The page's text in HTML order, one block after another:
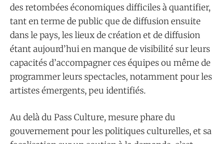
des retombées économiques difficiles à quantifier,
tant en terme de public que de diffusion ensuite
dans le pays, les lieux de création et de diffusion
étant aujourd’hui en manque de visibilité sur leurs
capacités d’accompagner ces équipes ou même de
programmer leurs spectacles, notamment pour les
artistes émergents, peu identifiés.
Au delà du Pass Culture, mesure phare du
gouvernement pour les politiques culturelles, et sa